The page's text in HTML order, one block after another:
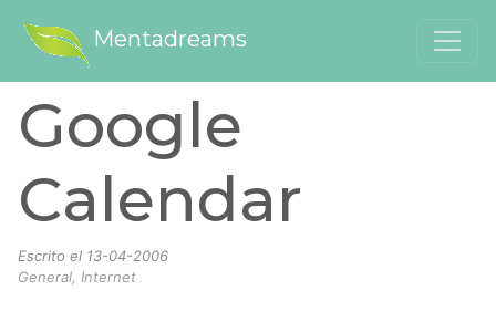
Mentadreams
Google
Calendar
Escrito el 13-04-2006
General, Internet